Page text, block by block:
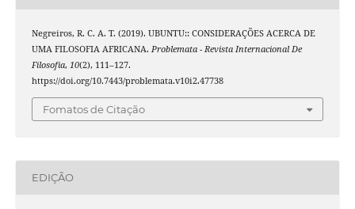
Negreiros, R. C. A. T. (2019). UBUNTU:: CONSIDERAÇÕES ACERCA DE
UMA FILOSOFIA AFRICANA. Problemata - Revista Internacional De
Filosofia, 10(2), 111–127.
https://doi.org/10.7443/problemata.v10i2.47738
Fomatos de Citação
EDIÇÃO